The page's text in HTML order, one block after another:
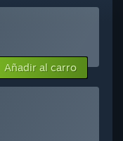
Añadir al carro